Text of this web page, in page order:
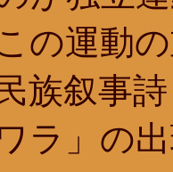
の運動
族叙事詩
ラ」の